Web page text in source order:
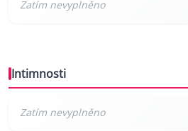
Intimnosti